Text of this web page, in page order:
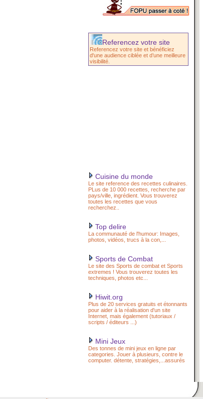
Referencez votre site
Referencez votre site et bénéficiez
d'une audience ciblée et d’une meilleure
visibilité.
Cuisine du monde
Le site reference des recettes culinaires.
PLus de 10 000 recettes, recherche par
pays/ville, ingrédient. Vous trouverez
toutes les recettes que vous
recherchez..
Top delire
La communauté de l'humour: Images,
photos, vidéos, trucs à la con,...
Sports de Combat
Le site des Sports de combat et Sports
extremes ! Vous trouverez toutes les
techniques, photos etc...
Hiwit.org
Plus de 20 services gratuits et étonnants
pour aider à la réalisation d'un site
Internet, mais également (tutoriaux /
scripts / éditeurs ...)
Mini Jeux
Des tonnes de mini jeux en ligne par
categories. Jouer à plusieurs, contre le
computer. détente, stratégies,...assurés